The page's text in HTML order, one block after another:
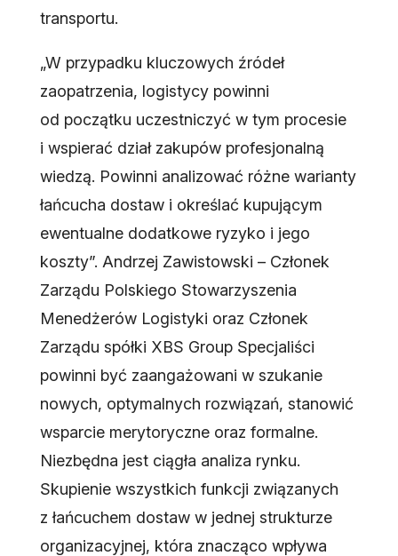
transportu.
„W przypadku kluczowych źródeł
zaopatrzenia, logistycy powinni
od początku uczestniczyć w tym procesie
i wspierać dział zakupów profesjonalną
wiedzą. Powinni analizować różne warianty
łańcucha dostaw i określać kupującym
ewentualne dodatkowe ryzyko i jego
koszty”. Andrzej Zawistowski – Członek
Zarządu Polskiego Stowarzyszenia
Menedżerów Logistyki oraz Członek
Zarządu spółki XBS Group Specjaliści
powinni być zaangażowani w szukanie
nowych, optymalnych rozwiązań, stanowić
wsparcie merytoryczne oraz formalne.
Niezbędna jest ciągła analiza rynku.
Skupienie wszystkich funkcji związanych
z łańcuchem dostaw w jednej strukturze
organizacyjnej, która znacząco wpływa